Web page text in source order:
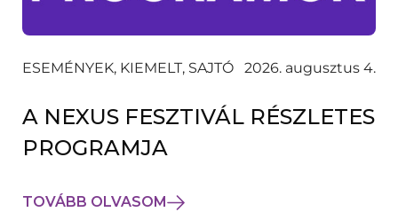
ESEMÉNYEK, KIEMELT, SAJTÓ 2026. augusztus 4.
A NEXUS FESZTIVÁL RÉSZLETES
PROGRAMJA
TOVÁBB OLVASOM